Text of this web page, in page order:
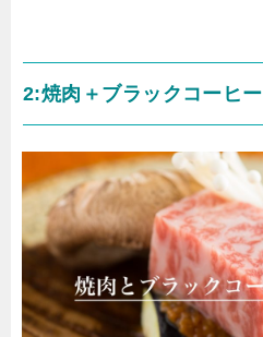
2:焼肉＋ブラックコーヒー